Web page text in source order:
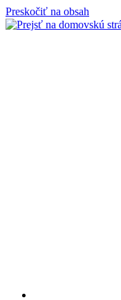
Preskočiť na obsah